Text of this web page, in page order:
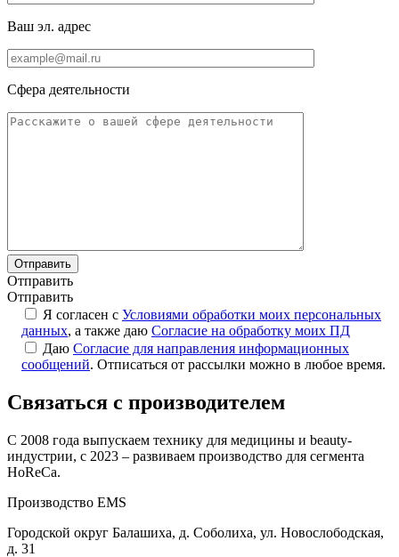
Ваш эл. адрес
Сфера деятельности
Отправить
Отправить
Я согласен с Условиями обработки моих персональных
данных, а также даю Согласие на обработку моих ПД
Даю Согласие для направления информационных
сообщений. Отписаться от рассылки можно в любое время.
Связаться с производителем
С 2008 года выпускаем технику для медицины и beauty-
индустрии, с 2023 – развиваем производство для сегмента
HoReCa.
Производство EMS
Городской округ Балашиха, д. Соболиха, ул. Новослободская,
д. 31